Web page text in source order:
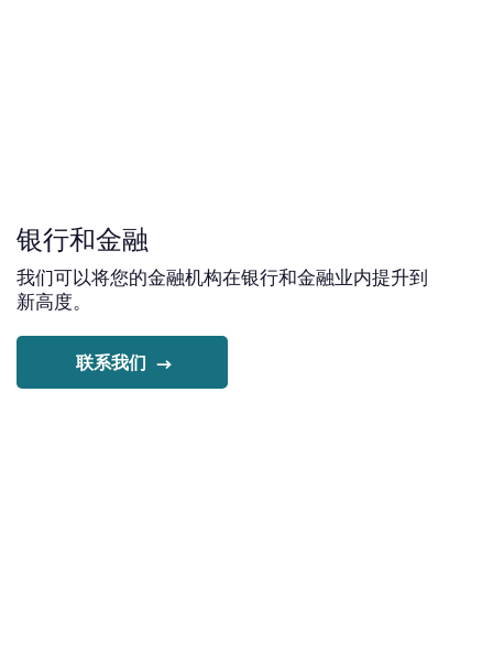
银行和金融
我们可以将您的金融机构在银行和金融业内提升到
新高度。
联系我们